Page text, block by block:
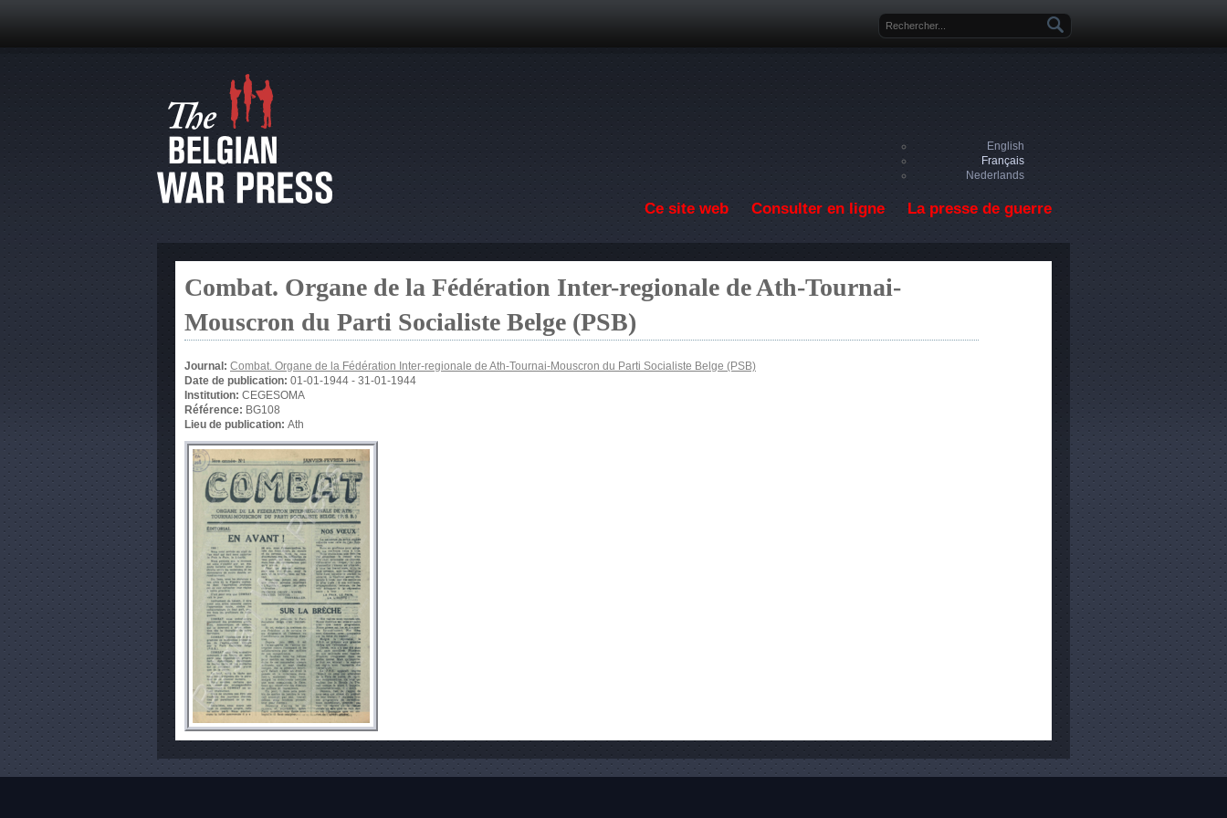
Formulaire de recherche
English
Français
Nederlands
Ce site web Consulter en ligne La presse de guerre
Combat. Organe de la Fédération Inter-regionale de Ath-Tournai-
Mouscron du Parti Socialiste Belge (PSB)
Journal: Combat. Organe de la Fédération Inter-regionale de Ath-Tournai-Mouscron du Parti Socialiste Belge (PSB)
Date de publication: 01-01-1944 - 31-01-1944
Institution: CEGESOMA
Référence: BG108
Lieu de publication: Ath